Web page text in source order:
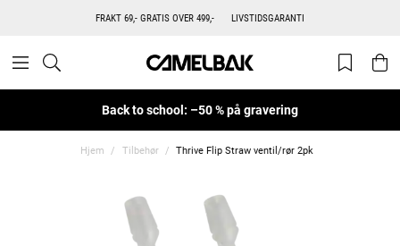
FRAKT 69,- GRATIS OVER 499,- LIVSTIDSGARANTI
Back to school: –50 % på gravering
Hjem Tilbehør Thrive Flip Straw ventil/rør 2pk